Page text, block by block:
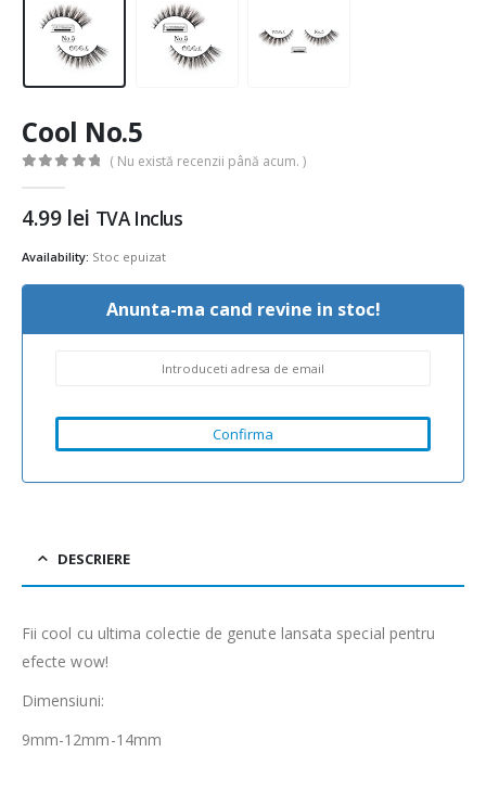
Cool No.5
( Nu există recenzii până acum. )
4.99 lei TVA Inclus
Availability: Stoc epuizat
Anunta-ma cand revine in stoc!
DESCRIERE
Fii cool cu ultima colectie de genute lansata special pentru
efecte wow!
Dimensiuni:
9mm-12mm-14mm